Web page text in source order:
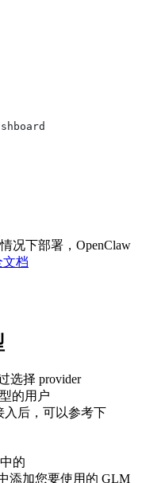
况下部署，OpenClaw
文档
选择 provider
的用户
入后，可以参考下
的
添加您要使用的 GLM